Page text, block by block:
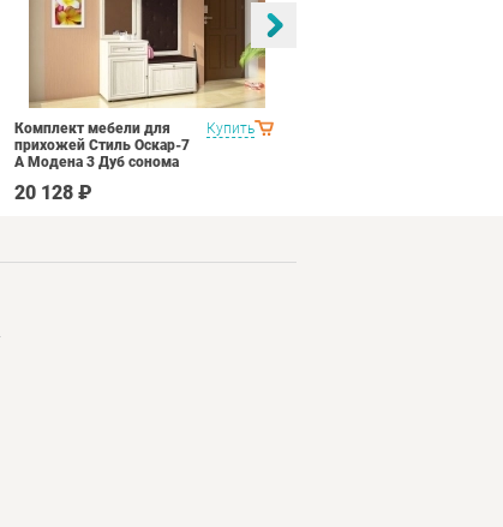
Купить
Комплект мебели для
прихожей Стиль Оскар-7
А Модена 3 Дуб сонома
20 128 ₽